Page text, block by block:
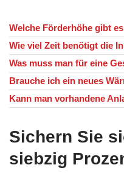
Welche Förderhöhe gibt
Wie viel Zeit benötigt die
Was muss man für eine
Brauche ich ein neues
Kann man vorhandene
Sichern Sie
siebzig